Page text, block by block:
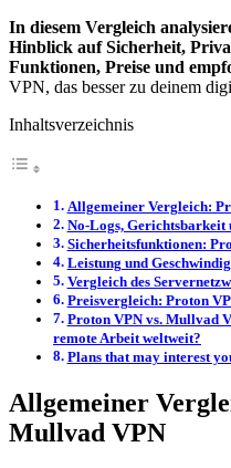
In diesem Vergleich
Hinblick auf Sicherheit,
Funktionen, Preise und
VPN, das besser zu deinem
Inhaltsverzeichnis
Allgemeiner Vergleich:
No-Logs, Gerichtsbarkeit
Sicherheitsfunktionen:
Leistung und
Vergleich des
Preisvergleich: Proton
Proton VPN vs. Mullvad
remote Arbeit weltweit?
Plans that may interest
Allgemeiner
Mullvad VPN